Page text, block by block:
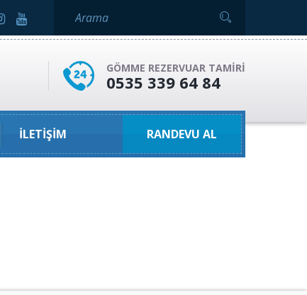
GÖMME REZERVUAR TAMIRI
0535 339 64 84
İLETIŞIM RANDEVU AL